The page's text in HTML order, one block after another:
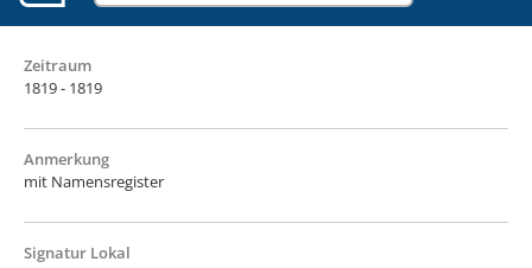
Zeitraum
1819 - 1819
Anmerkung
mit Namensregister
Signatur Lokal